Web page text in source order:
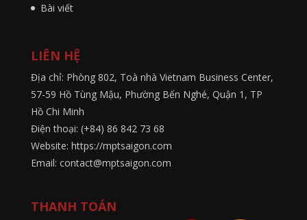
Bài viết
LIÊN HỆ
Địa chỉ: Phòng 802, Toà nhà Vietnam Business Center,
57-59 Hồ Tùng Mậu, Phường Bến Nghé, Quận 1, TP
Hồ Chi Minh
Điện thoại: (+84) 86 842 73 68
Website: https://mptsaigon.com
Email: contact@mptsaigon.com
THANH TOÁN